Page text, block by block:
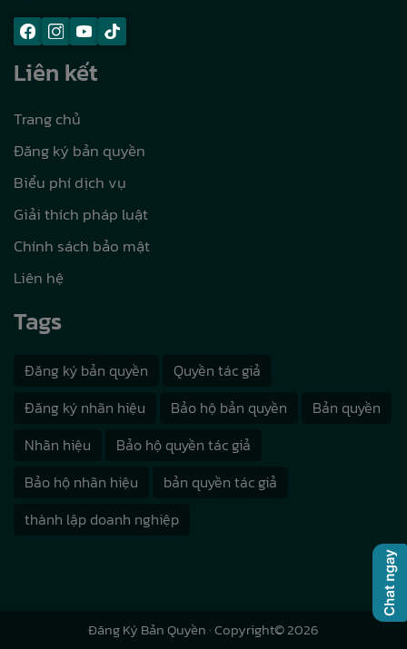
Liên kết
Trang chủ
Đăng ký bản quyền
Biểu phí dịch vụ
Giải thích pháp luật
Chính sách bảo mật
Liên hệ
Tags
Đăng ký bản quyền
Quyền tác giả
Đăng ký nhãn hiệu
Bảo hộ bản quyền
Bản quyền
Nhãn hiệu
Bảo hộ quyền tác giả
Bảo hộ nhãn hiệu
bản quyền tác giả
thành lập doanh nghiệp
Đăng Ký Bản Quyền· Copyright© 2026